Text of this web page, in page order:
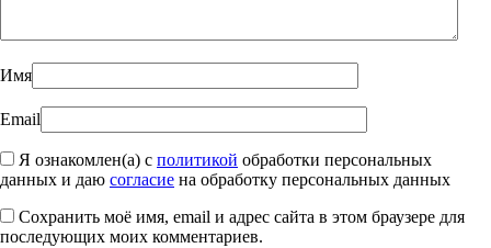
Имя
Email
Я ознакомлен(а) с политикой обработки персональных
данных и даю согласие на обработку персональных данных
Сохранить моё имя, email и адрес сайта в этом браузере для
последующих моих комментариев.